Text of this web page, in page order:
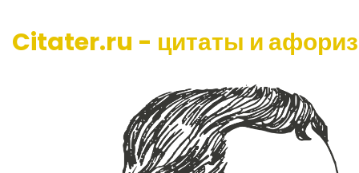
Citater.ru - цитаты и